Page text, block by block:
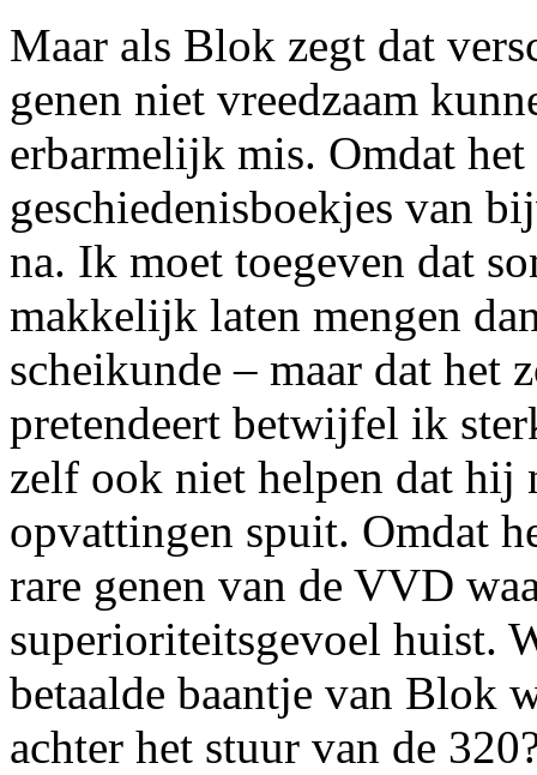
Maar als Blok zegt dat
genen niet vreedzaam
erbarmelijk mis. Omdat
geschiedenisboekjes van
na. Ik moet toegeven dat
makkelijk laten mengen
scheikunde – maar dat het
pretendeert betwijfel ik
zelf ook niet helpen dat hij
opvattingen spuit. Omdat
rare genen van de VVD
superioriteitsgevoel huist.
betaalde baantje van Blok
achter het stuur van de